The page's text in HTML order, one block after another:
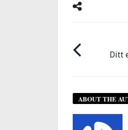
Ditt
ABOUT THE